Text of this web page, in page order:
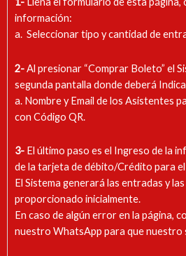
información:
a. Seleccionar tipo y cantidad de
2-Al presionar “Comprar Boleto” el
segunda pantalla donde deberá
a. Nombre y Email de los Asistentes
con Código QR.
3- El último paso es el Ingreso de la
de la tarjeta de débito/Crédito para
El Sistema generará las entradas y
proporcionado inicialmente.
En caso de algún error en la página,
nuestro WhatsApp para que